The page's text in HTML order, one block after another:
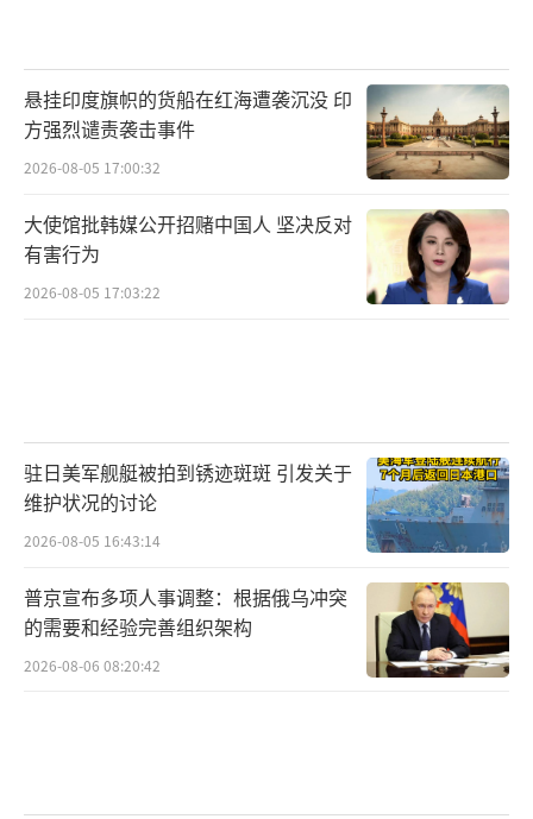
悬挂印度旗帜的货船在红海遭袭沉没 印
方强烈谴责袭击事件
2026-08-05 17:00:32
大使馆批韩媒公开招赌中国人 坚决反对
有害行为
2026-08-05 17:03:22
驻日美军舰艇被拍到锈迹斑斑 引发关于
维护状况的讨论
2026-08-05 16:43:14
普京宣布多项人事调整：根据俄乌冲突
的需要和经验完善组织架构
2026-08-06 08:20:42